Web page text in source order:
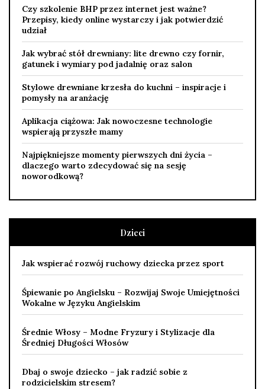
Czy szkolenie BHP przez internet jest ważne?
Przepisy, kiedy online wystarczy i jak potwierdzić
udział
Jak wybrać stół drewniany: lite drewno czy fornir,
gatunek i wymiary pod jadalnię oraz salon
Stylowe drewniane krzesła do kuchni – inspiracje i
pomysły na aranżację
Aplikacja ciążowa: Jak nowoczesne technologie
wspierają przyszłe mamy
Najpiękniejsze momenty pierwszych dni życia –
dlaczego warto zdecydować się na sesję
noworodkową?
Dzieci
Jak wspierać rozwój ruchowy dziecka przez sport
Śpiewanie po Angielsku – Rozwijaj Swoje Umiejętności
Wokalne w Języku Angielskim
Średnie Włosy – Modne Fryzury i Stylizacje dla
Średniej Długości Włosów
Dbaj o swoje dziecko – jak radzić sobie z
rodzicielskim stresem?